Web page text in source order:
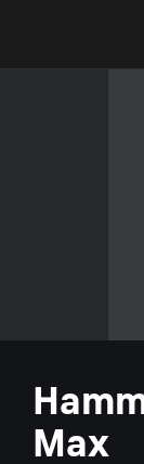
Max